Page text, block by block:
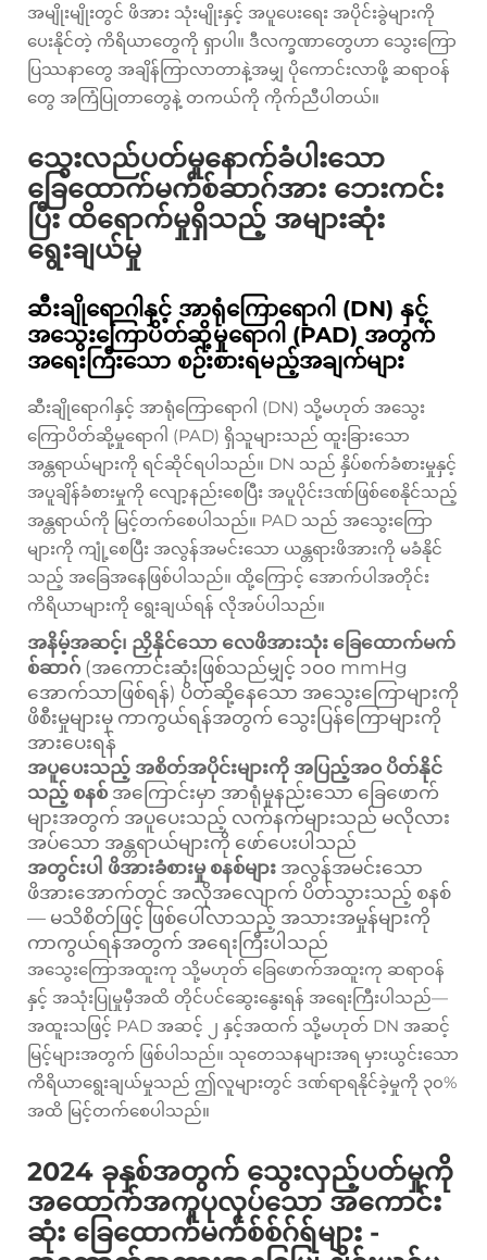
အမျိုးမျိုးတွင် ဖိအား သုံးမျိုးနှင့် အပူပေးရေး အပိုင်းခွဲများကို
ပေးနိုင်တဲ့ ကိရိယာတွေကို ရှာပါ။ ဒီလက္ခဏာတွေဟာ သွေးကြော
ပြဿနာတွေ အချိန်ကြာလာတာနဲ့အမျှ ပိုကောင်းလာဖို့ ဆရာဝန်
တွေ အကြံပြုတာတွေနဲ့ တကယ်ကို ကိုက်ညီပါတယ်။
သွေးလည်ပတ်မှုနောက်ခံပါးသော
ခြေထောက်မက်စ်ဆာဂ်အား ဘေးကင်း
ပြီး ထိရောက်မှုရှိသည့် အများဆုံး
ရွေးချယ်မှု
ဆီးချိုရောဂါနှင့် အာရုံကြောရောဂါ (DN) နှင့်
အသွေးကြောပိတ်ဆို့မှုရောဂါ (PAD) အတွက်
အရေးကြီးသော စဉ်းစားရမည့်အချက်များ
ဆီးချိုရောဂါနှင့် အာရုံကြောရောဂါ (DN) သို့မဟုတ် အသွေး
ကြောပိတ်ဆို့မှုရောဂါ (PAD) ရှိသူများသည် ထူးခြားသော
အန္တရာယ်များကို ရင်ဆိုင်ရပါသည်။ DN သည် နှိပ်စက်ခံစားမှုနှင့်
အပူချိန်ခံစားမှုကို လျော့နည်းစေပြီး အပူပိုင်းဒဏ်ဖြစ်စေနိုင်သည့်
အန္တရာယ်ကို မြင့်တက်စေပါသည်။ PAD သည် အသွေးကြော
များကို ကျုံ့စေပြီး အလွန်အမင်းသော ယန္တရားဖိအားကို မခံနိုင်
သည့် အခြေအနေဖြစ်ပါသည်။ ထို့ကြောင့် အောက်ပါအတိုင်း
ကိရိယာများကို ရွေးချယ်ရန် လိုအပ်ပါသည်။
အနိမ့်အဆင့်၊ ညှိနိုင်သော လေဖိအားသုံး ခြေထောက်မက်
စ်ဆာဂ် (အကောင်းဆုံးဖြစ်သည်မျှင့် ၁၀၀ mmHg
အောက်သာဖြစ်ရန်) ပိတ်ဆို့နေသော အသွေးကြောများကို
ဖိစီးမှုများမှ ကာကွယ်ရန်အတွက် သွေးပြန်ကြောများကို
အားပေးရန်
အပူပေးသည့် အစိတ်အပိုင်းများကို အပြည့်အဝ ပိတ်နိုင်
သည့် စနစ် အကြောင်းမှာ အာရုံမှုနည်းသော ခြေဖောက်
များအတွက် အပူပေးသည့် လက်နက်များသည် မလိုလား
အပ်သော အန္တရာယ်များကို ဖော်ပေးပါသည်
အတွင်းပါ ဖိအားခံစားမှု စနစ်များ အလွန်အမင်းသော
ဖိအားအောက်တွင် အလိုအလျောက် ပိတ်သွားသည့် စနစ်
— မသိစိတ်ဖြင့် ဖြစ်ပေါ်လာသည့် အသားအမှုန်များကို
ကာကွယ်ရန်အတွက် အရေးကြီးပါသည်
အသွေးကြောအထူးကု သို့မဟုတ် ခြေဖောက်အထူးကု ဆရာဝန်
နှင့် အသုံးပြုမှုမှီအထိ တိုင်ပင်ဆွေးနွေးရန် အရေးကြီးပါသည်—
အထူးသဖြင့် PAD အဆင့် ၂ နှင့်အထက် သို့မဟုတ် DN အဆင့်
မြင့်များအတွက် ဖြစ်ပါသည်။ သုတေသနများအရ မှားယွင်းသော
ကိရိယာရွေးချယ်မှုသည် ဤလူများတွင် ဒဏ်ရာရနိုင်ခဲ့မှုကို ၃၀%
အထိ မြင့်တက်စေပါသည်။
2024 ခုနှစ်အတွက် သွေးလှည့်ပတ်မှုကို
အထောက်အကူပုလုပ်သော အကောင်း
ဆုံး ခြေထောက်မက်စ်စ်ဂ်ရ်များ -